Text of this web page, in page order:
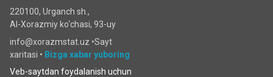
220100, Urganch sh.,
Al-Xorazmiy ko‘chаsi, 93-uy
info@xorazmstat.uz •Sayt
xaritasi • Bizga xabar yuboring
Veb-saytdan foydalanish uchun